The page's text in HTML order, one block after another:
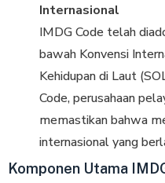
Internasional
IMDG Code telah
bawah Konvensi
Kehidupan di Laut
Code, perusahaan
memastikan bahwa
internasional yang
Komponen Utama